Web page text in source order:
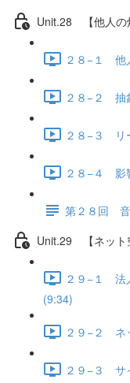
Unit.28 【他人の
２８−１ 他
２８−２ 抽
２８−３ リ
２８−４ 影
第２８回 音
Unit.29 【ネット
２９−１ 法
(9:34)
２９−２ ネ
２９−３ サ